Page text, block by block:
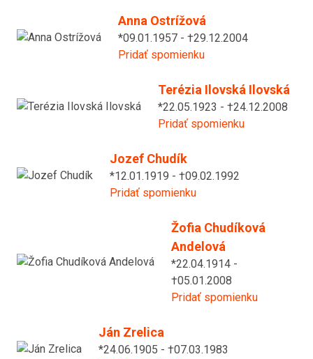
Anna Ostrížová
*09.01.1957 - †29.12.2004
Pridať spomienku
Terézia Ilovská Ilovská
*22.05.1923 - †24.12.2008
Pridať spomienku
Jozef Chudík
*12.01.1919 - †09.02.1992
Pridať spomienku
Žofia Chudíková
Andelová
*22.04.1914 -
†05.01.2008
Pridať spomienku
Ján Zrelica
*24.06.1905 - †07.03.1983